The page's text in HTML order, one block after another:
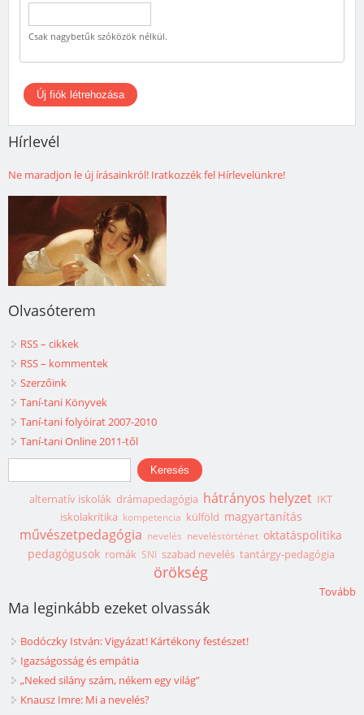
Csak nagybetűk szóközök nélkül.
Hírlevél
Ne maradjon le új írásainkról! Iratkozzék fel Hírlevelünkre!
Olvasóterem
RSS – cikkek
RSS – kommentek
Szerzőink
Taní-tani Könyvek
Taní-tani folyóirat 2007-2010
Taní-tani Online 2011-től
Keresés űrlap
Keresés
alternatív iskolák drámapedagógia hátrányos helyzet IKT
iskolakritika kompetencia külföld magyartanítás
művészetpedagógia nevelés neveléstörténet oktatáspolitika
pedagógusok romák SNI szabad nevelés tantárgy-pedagógia
örökség
Tovább
Ma leginkább ezeket olvassák
Bodóczky István: Vigyázat! Kártékony festészet!
Igazságosság és empátia
„Neked silány szám, nékem egy világ”
Knausz Imre: Mi a nevelés?